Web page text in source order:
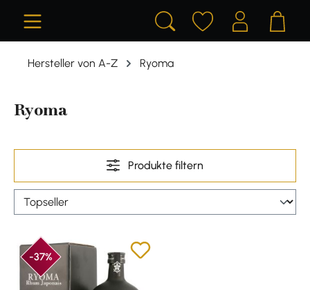
Hersteller von A-Z Ryoma
Ryoma
Produkte filtern
-37%